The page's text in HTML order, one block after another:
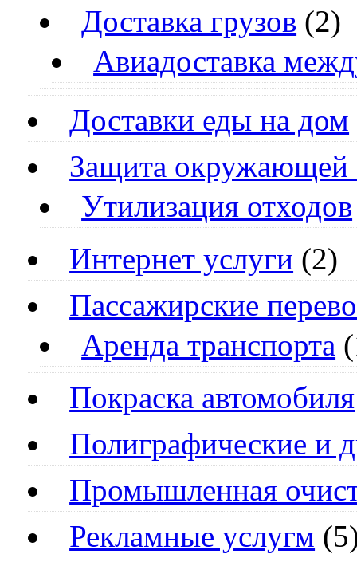
Доставка грузов (2)
Авиадоставка
Доставки еды на дом
Защита окружающей
Утилизация отходов
Интернет услуги (2)
Пассажирские
Аренда транспорта
Покраска автомобиля
Полиграфические и
Промышленная
Рекламные услугм